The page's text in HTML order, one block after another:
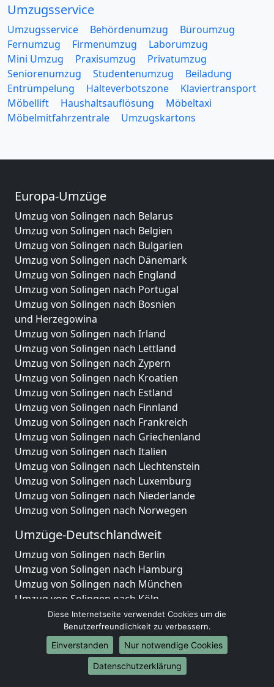
Umzugsservice
Umzugsservice Behördenumzug
Büroumzug
Fernumzug
Firmenumzug
Laborumzug
Mini Umzug
Praxisumzug
Privatumzug
Seniorenumzug
Studentenumzug
Beiladung
Entrümpelung
Halteverbotszone
Klaviertransport
Möbellift
Haushaltsauflösung
Möbeltaxi
Möbelmitfahrzentrale
Umzugskartons
Europa-Umzüge
Umzug von Solingen nach Belarus
Umzug von Solingen nach Belgien
Umzug von Solingen nach Bulgarien
Umzug von Solingen nach Dänemark
Umzug von Solingen nach England
Umzug von Solingen nach Portugal
Umzug von Solingen nach Bosnien
und Herzegowina
Umzug von Solingen nach Irland
Umzug von Solingen nach Lettland
Umzug von Solingen nach Zypern
Umzug von Solingen nach Kroatien
Umzug von Solingen nach Estland
Umzug von Solingen nach Finnland
Umzug von Solingen nach Frankreich
Umzug von Solingen nach Griechenland
Umzug von Solingen nach Italien
Umzug von Solingen nach Liechtenstein
Umzug von Solingen nach Luxemburg
Umzug von Solingen nach Niederlande
Umzug von Solingen nach Norwegen
Umzüge-Deutschlandweit
Umzug von Solingen nach Berlin
Umzug von Solingen nach Hamburg
Umzug von Solingen nach München
Umzug von Solingen nach Köln
Umzug von Solingen nach Frankfurt am Main
Umzug von Solingen nach Stuttgart
Umzug von Solingen nach Düsseldorf
Umzug von Solingen nach Leipzig
Umzug von Solingen nach Dortmund
Diese Internetseite verwendet Cookies um die
Benutzerfreundlichkeit zu verbessern.
Einverstanden
Nur notwendige Cookies
Datenschutzerklärung